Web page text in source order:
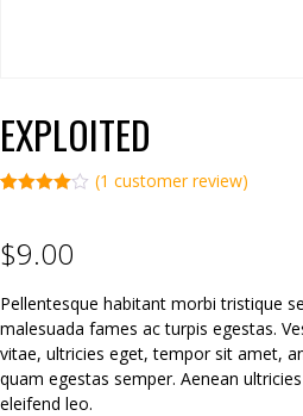
EXPLOITED
of 5
based on
(1 customer review)
$9.00
Pellentesque habitant morbi tristique
malesuada fames ac turpis egestas.
vitae, ultricies eget, tempor sit amet,
quam egestas semper. Aenean
eleifend leo.